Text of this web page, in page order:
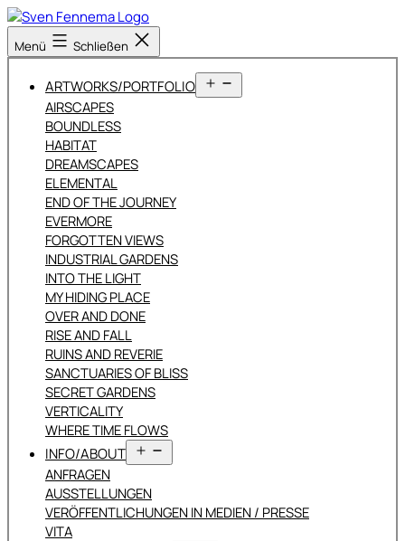
Zum
Inhalt
springen
Sven
Fennema
Menü Schließen
ARTWORKS/PORTFOLIO
öffnen
AIRSCAPES
BOUNDLESS
HABITAT
DREAMSCAPES
ELEMENTAL
END OF THE JOURNEY
EVERMORE
FORGOTTEN VIEWS
INDUSTRIAL GARDENS
INTO THE LIGHT
MY HIDING PLACE
OVER AND DONE
RISE AND FALL
RUINS AND REVERIE
SANCTUARIES OF BLISS
SECRET GARDENS
VERTICALITY
WHERE TIME FLOWS
INFO/ABOUT
öffnen
ANFRAGEN
AUSSTELLUNGEN
VERÖFFENTLICHUNGEN IN MEDIEN / PRESSE
VITA